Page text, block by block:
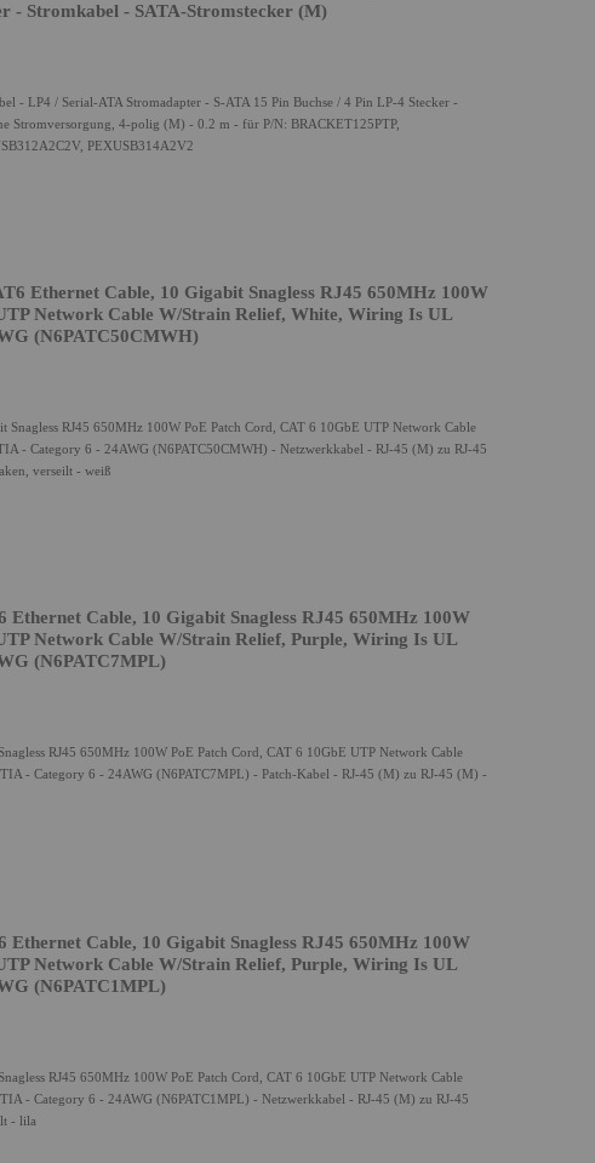
- Stromkabel - SATA-Stromstecker (M)
- LP4 / Serial-ATA Stromadapter - S-ATA 15 Pin Buchse / 4 Pin LP-4 Stecker -
Stromversorgung, 4-polig (M) - 0.2 m - für P/N: BRACKET125PTP,
PEXUSB314A2V2
Ethernet Cable, 10 Gigabit Snagless RJ45 650MHz 100W
Network Cable W/Strain Relief, White, Wiring Is UL
(N6PATC50CMWH)
Snagless RJ45 650MHz 100W PoE Patch Cord, CAT 6 10GbE UTP Network Cable
- Category 6 - 24AWG (N6PATC50CMWH) - Netzwerkkabel - RJ-45 (M) zu RJ-45
verseilt - weiß
Cable, 10 Gigabit Snagless RJ45 650MHz 100W
Network Cable W/Strain Relief, Purple, Wiring Is UL
(N6PATC7MPL)
RJ45 650MHz 100W PoE Patch Cord, CAT 6 10GbE UTP Network Cable
- Category 6 - 24AWG (N6PATC7MPL) - Patch-Kabel - RJ-45 (M) zu RJ-45 (M) -
Cable, 10 Gigabit Snagless RJ45 650MHz 100W
Network Cable W/Strain Relief, Purple, Wiring Is UL
(N6PATC1MPL)
RJ45 650MHz 100W PoE Patch Cord, CAT 6 10GbE UTP Network Cable
- Category 6 - 24AWG (N6PATC1MPL) - Netzwerkkabel - RJ-45 (M) zu RJ-45
- lila